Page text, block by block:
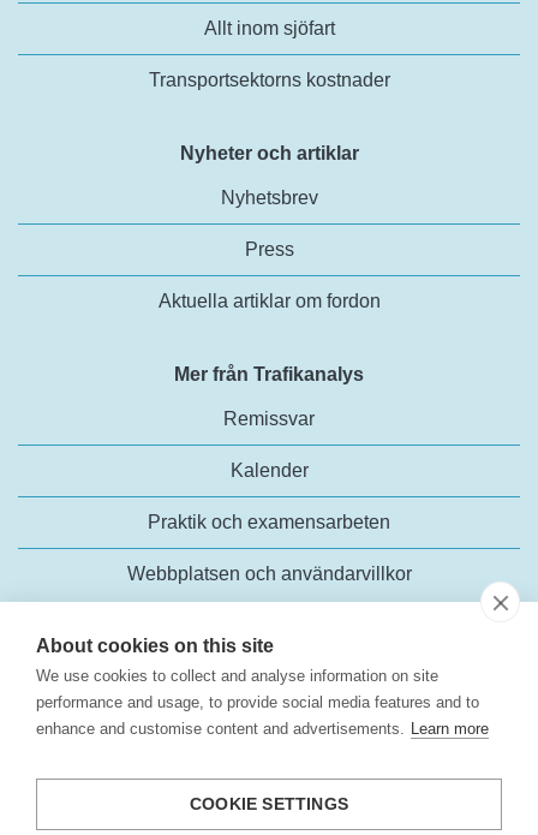
About cookies on this site
We use cookies to collect and analyse information on site
performance and usage, to provide social media features and to
enhance and customise content and advertisements. Learn more
COOKIE SETTINGS
Allt inom sjöfart
Transportsektorns kostnader
Nyheter och artiklar
Nyhetsbrev
Press
Aktuella artiklar om fordon
Mer från Trafikanalys
Remissvar
Kalender
Praktik och examensarbeten
Webbplatsen och användarvillkor
Rosenlundsgatan 54
118 63 Stockholm